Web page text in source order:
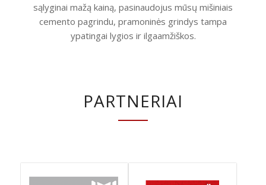
sąlyginai mažą kainą, pasinaudojus mūsų mišiniais
cemento pagrindu, pramoninės grindys tampa
ypatingai lygios ir ilgaamžiškos.
PARTNERIAI